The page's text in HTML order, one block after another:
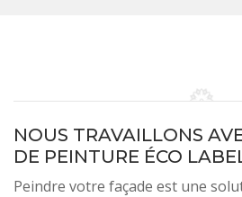
NOUS TRAVAILLONS
DE PEINTURE ÉCO
Peindre votre façade est une